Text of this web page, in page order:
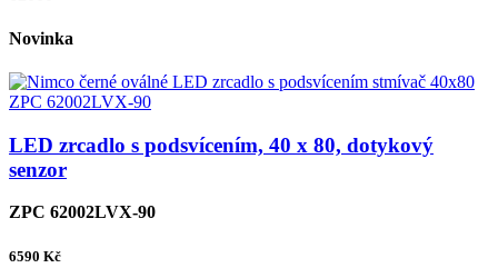
Novinka
LED zrcadlo s podsvícením, 40 x 80, dotykový
senzor
ZPC 62002LVX-90
6590 Kč